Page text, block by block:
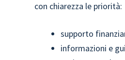
con chiarezza le priorità:
supporto
informazioni e